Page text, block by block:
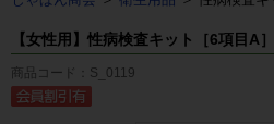
【女性用】性病検査キット［6項目A］
商品コード：S_0119